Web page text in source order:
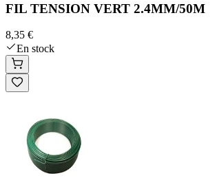
FIL TENSION VERT 2.4MM/50M
8,35 €
En stock